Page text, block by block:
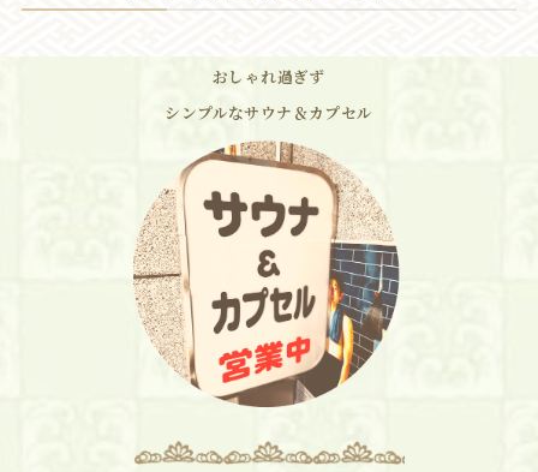
おしゃれ過ぎず
シンプルなサウナ＆カプセル